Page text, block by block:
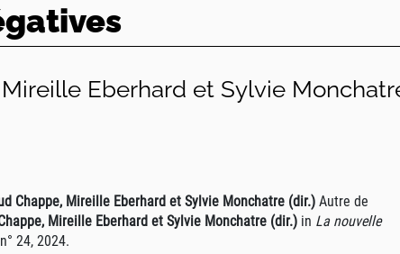
Eberhard et Sylvie
Chappe, Mireille Eberhard et Sylvie Monchatre (dir.) Autre de
Mireille Eberhard et Sylvie Monchatre (dir.)in La nouvelle
n° 24, 2024.